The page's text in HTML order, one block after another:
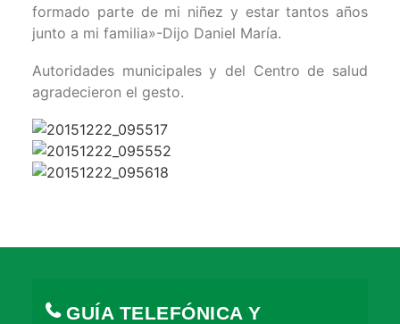
formado parte de mi niñez y estar tantos años
junto a mi familia»-Dijo Daniel María.
Autoridades municipales y del Centro de salud
agradecieron el gesto.
GUÍA TELEFÓNICA Y